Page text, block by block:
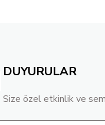
DUYURULAR
Size özel etkinlik ve